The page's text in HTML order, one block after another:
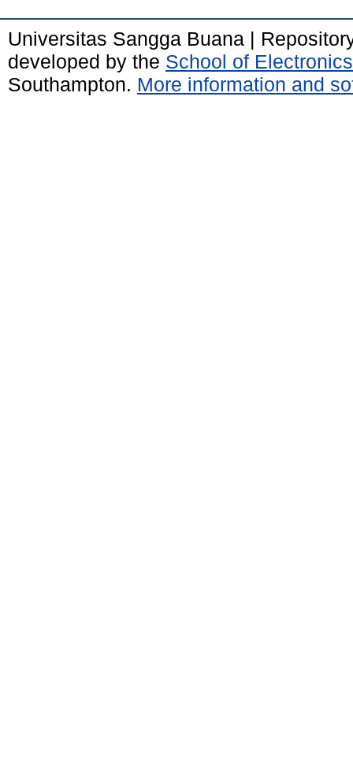
Universitas Sangga Buana |
developed by the School of
Southampton. More information and